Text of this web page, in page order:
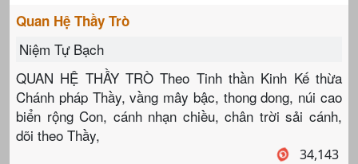
Quan Hệ Thầy Trò
Niệm Tự Bạch
QUAN HỆ THẦY TRÒ Theo Tinh thần Kinh Kế thừa
Chánh pháp Thầy, vầng mây bậc, thong dong, núi cao
biển rộng Con, cánh nhạn chiều, chân trời sải cánh,
dõi theo Thầy,
34,143